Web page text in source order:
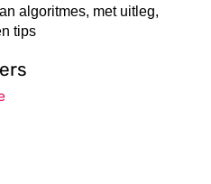
algoritmes, met uitleg,
tips